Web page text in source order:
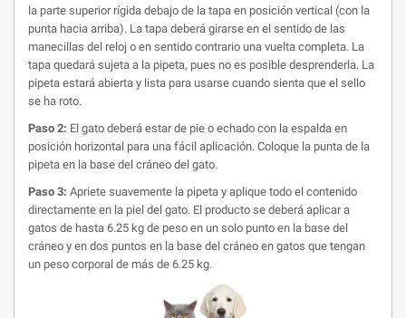
la parte superior rígida debajo de la tapa en posición vertical (con la
punta hacia arriba). La tapa deberá girarse en el sentido de las
manecillas del reloj o en sentido contrario una vuelta completa. La
tapa quedará sujeta a la pipeta, pues no es posible desprenderla. La
pipeta estará abierta y lista para usarse cuando sienta que el sello
se ha roto.
Paso 2: El gato deberá estar de pie o echado con la espalda en
posición horizontal para una fácil aplicación. Coloque la punta de la
pipeta en la base del cráneo del gato.
Paso 3: Apriete suavemente la pipeta y aplique todo el contenido
directamente en la piel del gato. El producto se deberá aplicar a
gatos de hasta 6.25 kg de peso en un solo punto en la base del
cráneo y en dos puntos en la base del cráneo en gatos que tengan
un peso corporal de más de 6.25 kg.